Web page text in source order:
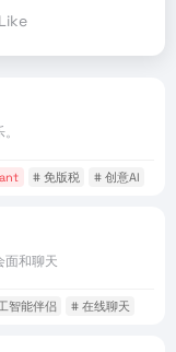
Like
# 免版税 # 创意AI
面和聊天
智能伴侣 # 在线聊天